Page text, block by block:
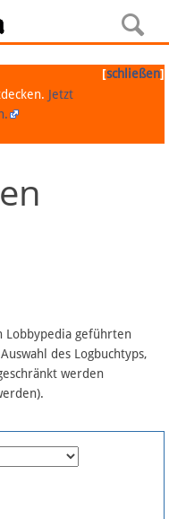
[schließen]
Jetzt
Lobbypedia geführten
des Logbuchtyps,
werden